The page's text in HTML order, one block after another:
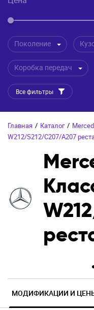
Поколение
Коробка передач
Все фильтры
Главная / Каталог /
W212/S212/C207/A207
МОДИФИКАЦИИ И